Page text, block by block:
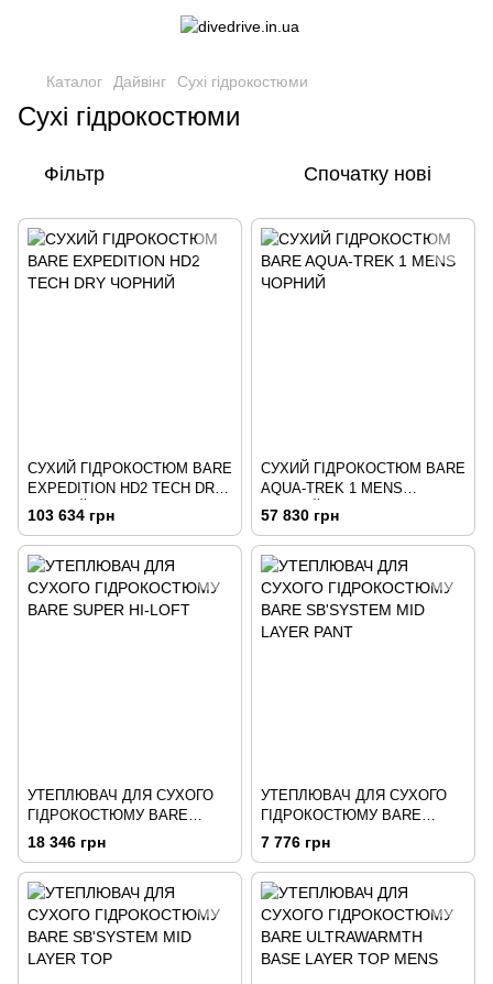
Каталог Дайвінг Cухі гідрокостюми
Cухі гідрокостюми
Фільтр Спочатку нові
СУХИЙ ГІДРОКОСТЮМ BARE
EXPEDITION HD2 TECH DRY
ЧОРНИЙ
103 634 грн
СУХИЙ ГІДРОКОСТЮМ BARE
AQUA-TREK 1 MENS
ЧОРНИЙ
57 830 грн
УТЕПЛЮВАЧ ДЛЯ СУХОГО
ГІДРОКОСТЮМУ BARE
SUPER HI-LOFT
18 346 грн
УТЕПЛЮВАЧ ДЛЯ СУХОГО
ГІДРОКОСТЮМУ BARE
SB'SYSTEM MID LAYER
7 776 грн